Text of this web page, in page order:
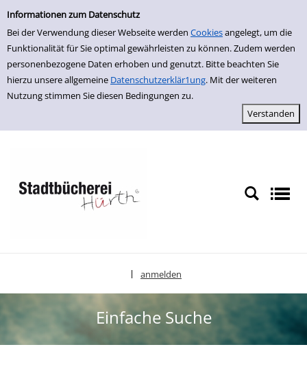
Einfache Suche
Informationen zum Datenschutz
Bei der Verwendung dieser Webseite werden Cookiesangelegt, um die
Funktionalität für Sie optimal gewährleisten zu können. Zudem werden
personenbezogene Daten erhoben und genutzt. Bitte beachten Sie
hierzu unsere allgemeine Datenschutzerklär1ung. Mit der weiteren
Nutzung stimmen Sie diesen Bedingungen zu.
zur Navigation springen
zum Inhalt springen
Zur Detailanzeige springen
anmelden
Einfache Suche